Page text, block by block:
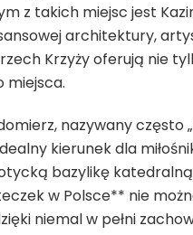
z takich miejsc jest
architektury,
Krzyży oferują nie
miejsca.
nazywany często
kierunek dla
bazylikę
w Polsce** nie
niemal w pełni